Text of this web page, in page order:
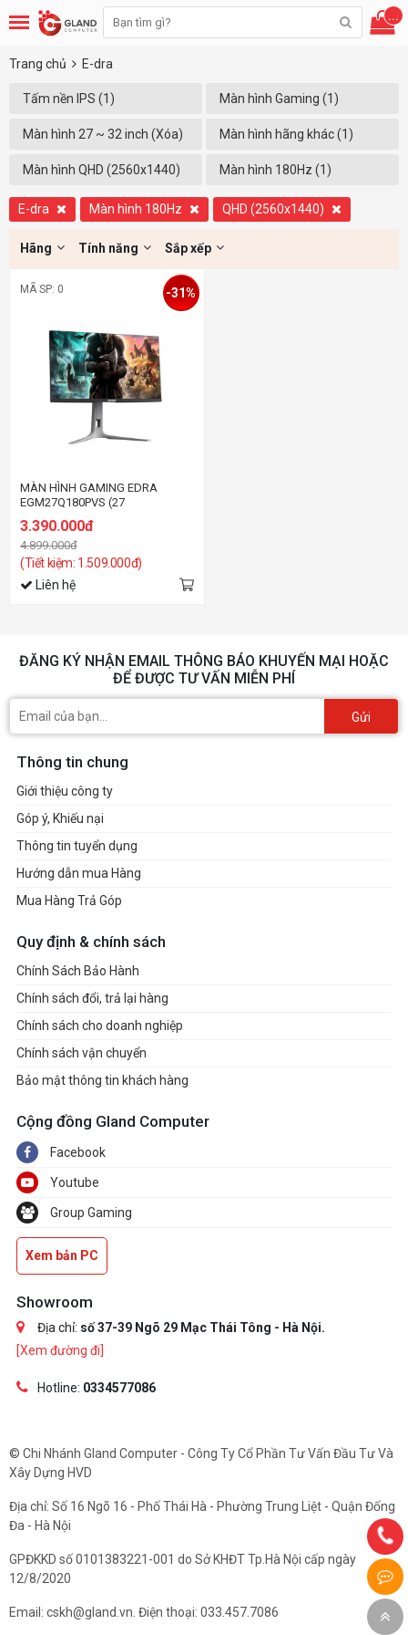
...
Trang chủ E-dra
Tấm nền IPS (1) Màn hình Gaming (1)
Màn hình 27 ~ 32 inch (Xóa) Màn hình hãng khác (1)
Màn hình QHD (2560x1440)
(1)
Màn hình 180Hz (1)
E-dra Màn hình 180Hz QHD (2560x1440)
Hãng Tính năng Sắp xếp
MÃ SP: 0
MÀN HÌNH GAMING EDRA
EGM27Q180PVS (27
3.390.000đ
4.899.000đ
(Tiết kiệm: 1.509.000đ)
-31%
Liên hệ
ĐĂNG KÝ NHẬN EMAIL THÔNG BÁO KHUYẾN MẠI HOẶC
ĐỂ ĐƯỢC TƯ VẤN MIỄN PHÍ
Gửi
Thông tin chung
Giới thiệu công ty
Góp ý, Khiếu nại
Thông tin tuyển dụng
Hướng dẫn mua Hàng
Mua Hàng Trả Góp
Quy định & chính sách
Chính Sách Bảo Hành
Chính sách đổi, trả lại hàng
Chính sách cho doanh nghiệp
Chính sách vận chuyển
Bảo mật thông tin khách hàng
Cộng đồng Gland Computer
Facebook
Youtube
Group Gaming
Xem bản PC
Showroom
Địa chỉ: số 37-39 Ngõ 29 Mạc Thái Tông - Hà Nội.
[Xem đường đi]
Hotline: 0334577086
© Chi Nhánh Gland Computer - Công Ty Cổ Phần Tư Vấn Đầu Tư Và
Xây Dựng HVD
Địa chỉ: Số 16 Ngõ 16 - Phố Thái Hà - Phường Trung Liệt - Quận Đống
Đa - Hà Nội
GPĐKKD số 0101383221-001 do Sở KHĐT Tp.Hà Nội cấp ngày
12/8/2020
Email: cskh@gland.vn. Điện thoại: 033.457.7086